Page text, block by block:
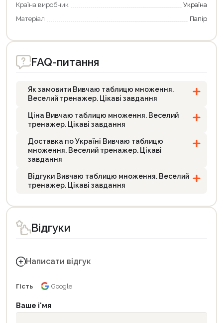
Країна виробник
Україна
Матеріал
Папір
FAQ-питання
Як замовити Вивчаю таблицю множення.
Веселий тренажер. Цікаві завдання
Ціна Вивчаю таблицю множення. Веселий
тренажер. Цікаві завдання
Доставка по Україні Вивчаю таблицю
множення. Веселий тренажер. Цікаві
завдання
Відгуки Вивчаю таблицю множення. Веселий
тренажер. Цікаві завдання
Відгуки
Написати відгук
Гість Google
Ваше і'мя